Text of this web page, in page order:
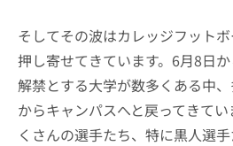
そしてその波はカレッジフット
押し寄せてきています。6月8日
解禁とする大学が数多くある中
からキャンパスへと戻ってきて
くさんの選手たち、特に黒人選